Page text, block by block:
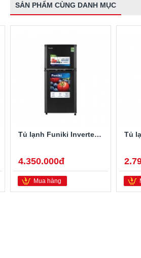
SẢN PHẨM CÙNG DANH MỤC
Tủ lạnh Funiki Inverter HR T8159TDG 159 lít
4.350.000đ
Mua hàng